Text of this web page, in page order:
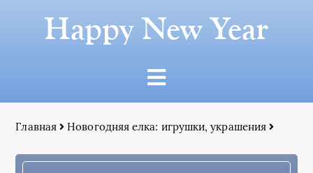
Happy New Year
Главная Новогодняя елка: игрушки, украшения